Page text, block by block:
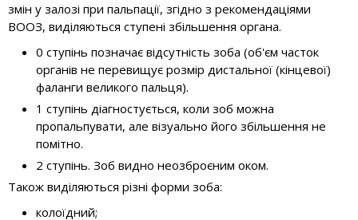
змін у залозі при пальпації, згідно з рекомендаціями
ВООЗ, виділяються ступені збільшення органа.
0 ступінь позначає відсутність зоба (об'єм часток
органів не перевищує розмір дистальної (кінцевої)
фаланги великого пальця).
1 ступінь діагностується, коли зоб можна
пропальпувати, але візуально його збільшення не
помітно.
2 ступінь. Зоб видно неозброєним оком.
Також виділяються різні форми зоба:
колоїдний;